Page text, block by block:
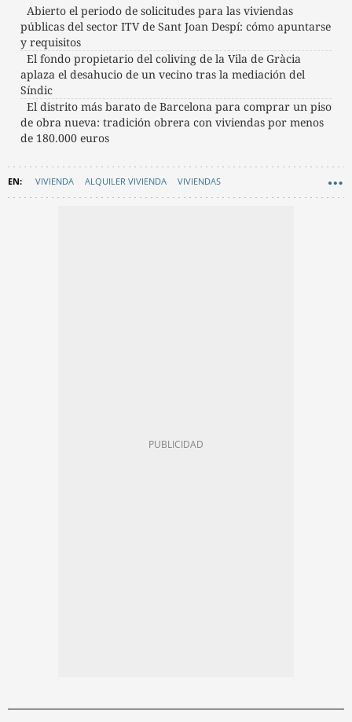
Abierto el periodo de solicitudes para las viviendas
públicas del sector ITV de Sant Joan Despí: cómo apuntarse
y requisitos
El fondo propietario del coliving de la Vila de Gràcia
aplaza el desahucio de un vecino tras la mediación del
Síndic
El distrito más barato de Barcelona para comprar un piso
de obra nueva: tradición obrera con viviendas por menos
de 180.000 euros
VIVIENDA ALQUILER VIVIENDA VIVIENDAS